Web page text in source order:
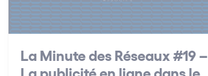
La Minute des Réseaux #19 –
La publicité en ligne dans le